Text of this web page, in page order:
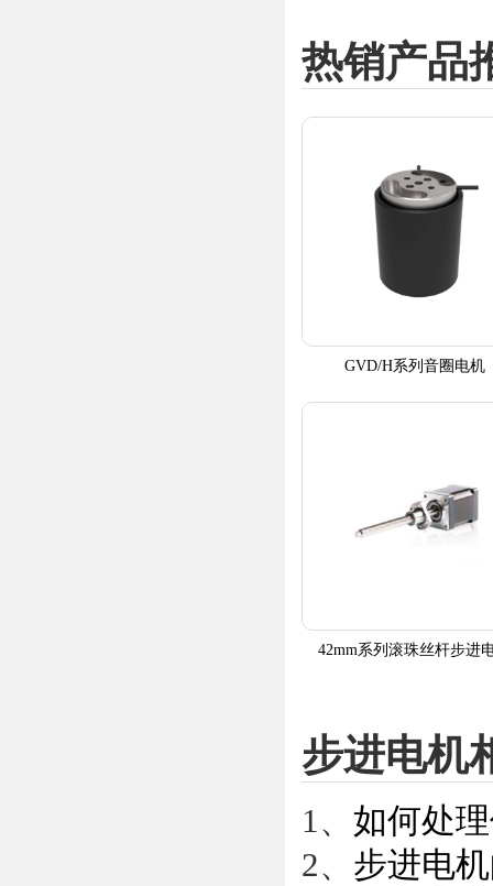
热销产品
GVD/H系列音圈电机
42mm系列滚珠丝杆步进
步进电机
1、 如何处
2、 步进电